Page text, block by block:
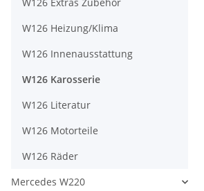
W126 Heizung/Klima
W126 Innenausstattung
W126 Karosserie
W126 Literatur
W126 Motorteile
W126 Räder
Mercedes W220